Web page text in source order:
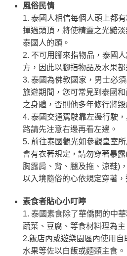
風俗民情
1. 泰國人相信每個人頭上都
揮過頭頂，將使精靈之光黯
泰國人的頭。
2. 不可用腳來指物品，泰國
方，因此以腳指物品及水果都
3. 泰國為佛教國家，男士必
旅遊期間，您可常見到泰國
之身體，否則他多年修行將毀
4. 泰國交通駕駛靠左邊行駛
路請先注意右邊再看左邊。
5. 前往泰國觀光如參觀皇室
會有衣著規定，請勿穿著暴
胸露肩、背、腿及拖、涼鞋)
以入境隨俗的心依規定穿著
素食者貼心小叮嚀
1. 泰國素食除了華僑開的中
蔬菜、豆腐、等食材料理為主
2.飯店內或遊樂園區內使用自
水果等佐以白飯或麵類主食。